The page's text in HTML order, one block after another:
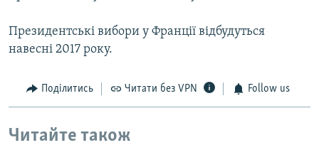
Президентські вибори у Франції відбудуться
навесні 2017 року.
Поділитись Читати без VPN Follow us
Читайте також